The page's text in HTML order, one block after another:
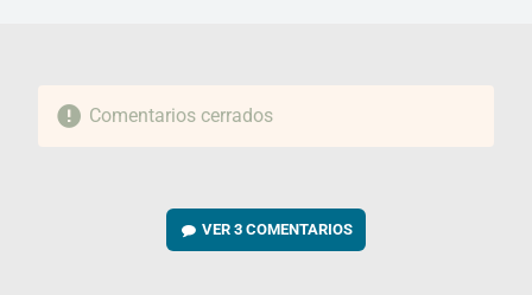
Comentarios cerrados
VER3 COMENTARIOS